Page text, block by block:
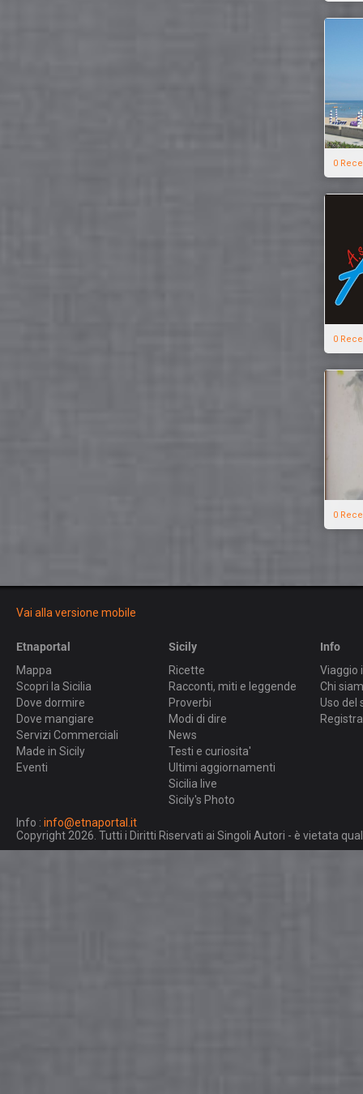
0
0
0
Vai alla versione mobile
Etnaportal
Mappa
Scopri la Sicilia
Dove dormire
Dove mangiare
Servizi Commerciali
Made in Sicily
Eventi
Sicily
Ricette
Racconti, miti e leggende
Proverbi
Modi di dire
News
Testi e curiosita'
Ultimi aggiornamenti
Sicilia live
Sicily's Photo
Info
Viaggio
Chi
Uso del
Info : info@etnaportal.it
Copyright 2026. Tutti i Diritti Riservati ai Singoli Autori - è vietata